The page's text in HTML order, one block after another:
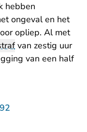
hebben
ongeval en het
opliep. Al met
van zestig uur
van een half